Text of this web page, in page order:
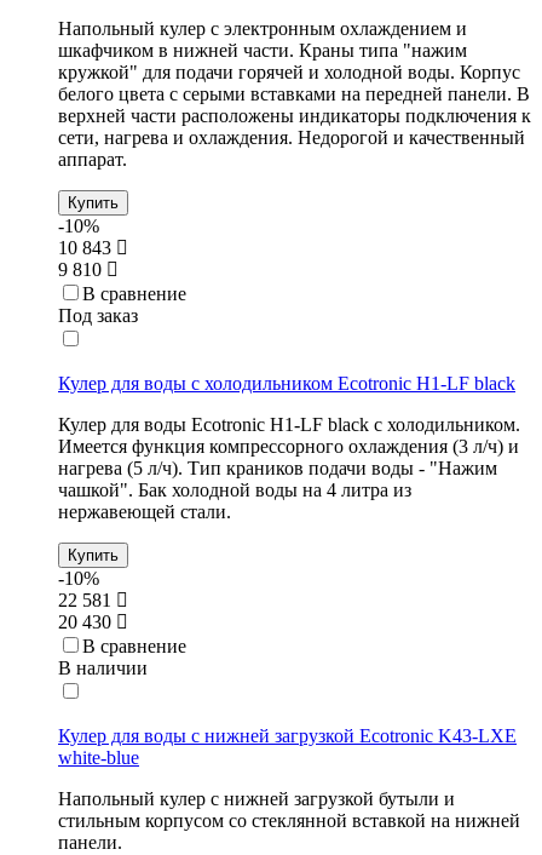
Напольный кулер с электронным охлаждением и
шкафчиком в нижней части. Краны типа "нажим
кружкой" для подачи горячей и холодной воды. Корпус
белого цвета с серыми вставками на передней панели. В
верхней части расположены индикаторы подключения к
сети, нагрева и охлаждения. Недорогой и качественный
аппарат.
Купить
-10%
10 843
9 810
В сравнение
Под заказ
Кулер для воды с холодильником Ecotronic H1-LF black
Кулер для воды Ecotronic H1-LF black с холодильником.
Имеется функция компрессорного охлаждения (3 л/ч) и
нагрева (5 л/ч). Тип краников подачи воды - "Нажим
чашкой". Бак холодной воды на 4 литра из
нержавеющей стали.
Купить
-10%
22 581
20 430
В сравнение
В наличии
Кулер для воды с нижней загрузкой Ecotronic K43-LXE
white-blue
Напольный кулер с нижней загрузкой бутыли и
стильным корпусом со стеклянной вставкой на нижней
панели.